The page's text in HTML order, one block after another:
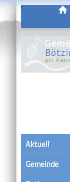
Aktuell
Gemeinde